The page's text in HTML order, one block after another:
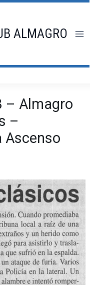
ALMAGRO
– Almagro
–
Ascenso